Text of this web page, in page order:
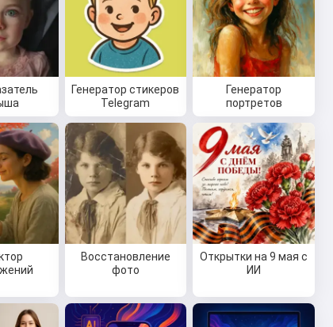
Генератор стикеров
Telegram
Генератор
портретов
Восстановление
фото
Открытки на 9 мая с
ИИ